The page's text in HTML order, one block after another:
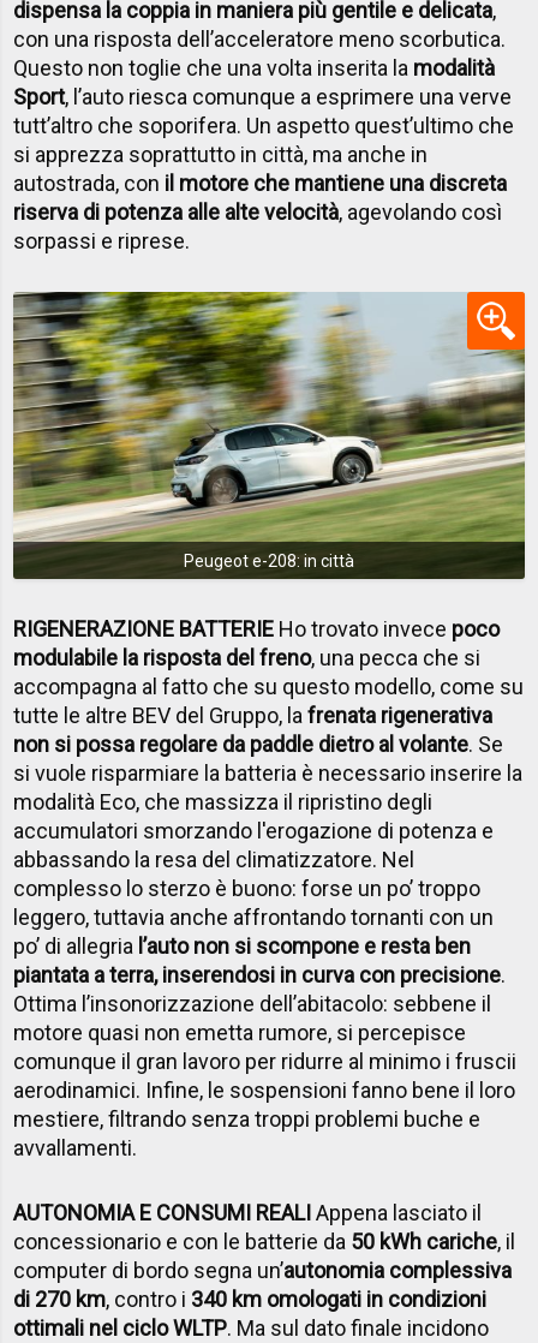
dispensa la coppia in maniera più gentile e delicata,
con una risposta dell’acceleratore meno scorbutica.
Questo non toglie che una volta inserita la modalità
Sport, l’auto riesca comunque a esprimere una verve
tutt’altro che soporifera. Un aspetto quest’ultimo che
si apprezza soprattutto in città, ma anche in
autostrada, con il motore che mantiene una discreta
riserva di potenza alle alte velocità, agevolando così
sorpassi e riprese.
Peugeot e-208: in città
RIGENERAZIONE BATTERIE Ho trovato invece poco
modulabile la risposta del freno, una pecca che si
accompagna al fatto che su questo modello, come su
tutte le altre BEV del Gruppo, lafrenata rigenerativa
non si possa regolare da paddle dietro al volante. Se
si vuole risparmiare la batteria è necessario inserire la
modalità Eco, che massizza il ripristino degli
accumulatori smorzando l'erogazione di potenza e
abbassando la resa del climatizzatore. Nel
complesso lo sterzo è buono: forse un po’ troppo
leggero, tuttavia anche affrontando tornanti con un
po’ di allegria l’auto non si scompone e resta ben
piantata a terra, inserendosi in curva con precisione.
Ottima l’insonorizzazione dell’abitacolo: sebbene il
motore quasi non emetta rumore, si percepisce
comunque il gran lavoro per ridurre al minimo i fruscii
aerodinamici. Infine, le sospensioni fanno bene il loro
mestiere, filtrando senza troppi problemi buche e
avvallamenti.
AUTONOMIA E CONSUMI REALI Appena lasciato il
concessionario e con le batterie da 50 kWh cariche, il
computer di bordo segna un’autonomia complessiva
di 270 km, contro i 340 km omologati in condizioni
ottimali nel ciclo WLTP. Ma sul dato finale incidono